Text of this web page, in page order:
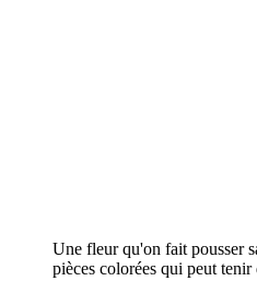
Une fleur qu'on fait pousser
pièces colorées qui peut